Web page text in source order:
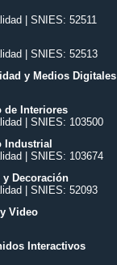
| SNIES: 52511
| SNIES: 52513
y Medios Digitales
de Interiores
| SNIES: 103500
Industrial
| SNIES: 103674
Decoración
| SNIES: 52093
Video
Interactivos